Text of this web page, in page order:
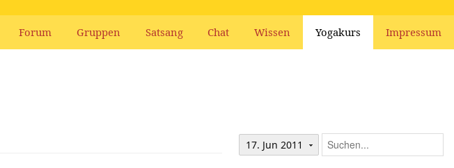
Forum Gruppen Satsang Chat Wissen Yogakurs Impressum
17. Jun 2011